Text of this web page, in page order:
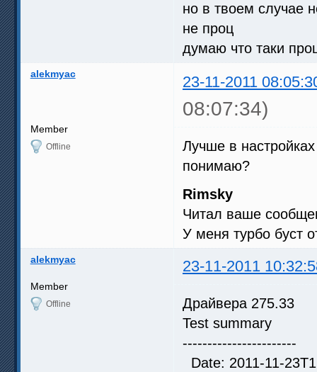
но в твоем случае
не проц
думаю что таки
alekmyac 23-11-2011
08:07:34)
Member
Offline
Лучше в
понимаю?
Rimsky
Читал ваше
У меня турбо буст
alekmyac 23-11-2011
Member
Offline
Драйвера 275.33
Test summary
-----------------------
Date: 2011-11-